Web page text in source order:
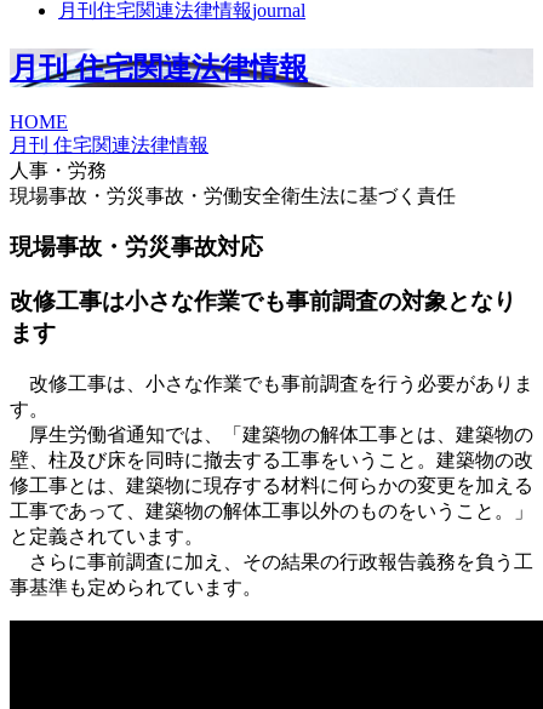
月刊住宅関連法律情報journal
月刊 住宅関連法律情報
HOME
月刊 住宅関連法律情報
人事・労務
現場事故・労災事故・労働安全衛生法に基づく責任
現場事故・労災事故対応
改修工事は小さな作業でも事前調査の対象となり
ます
改修工事は、小さな作業でも事前調査を行う必要がありま
す。
厚生労働省通知では、「建築物の解体工事とは、建築物の
壁、柱及び床を同時に撤去する工事をいうこと。建築物の改
修工事とは、建築物に現存する材料に何らかの変更を加える
工事であって、建築物の解体工事以外のものをいうこと。」
と定義されています。
さらに事前調査に加え、その結果の行政報告義務を負う工
事基準も定められています。